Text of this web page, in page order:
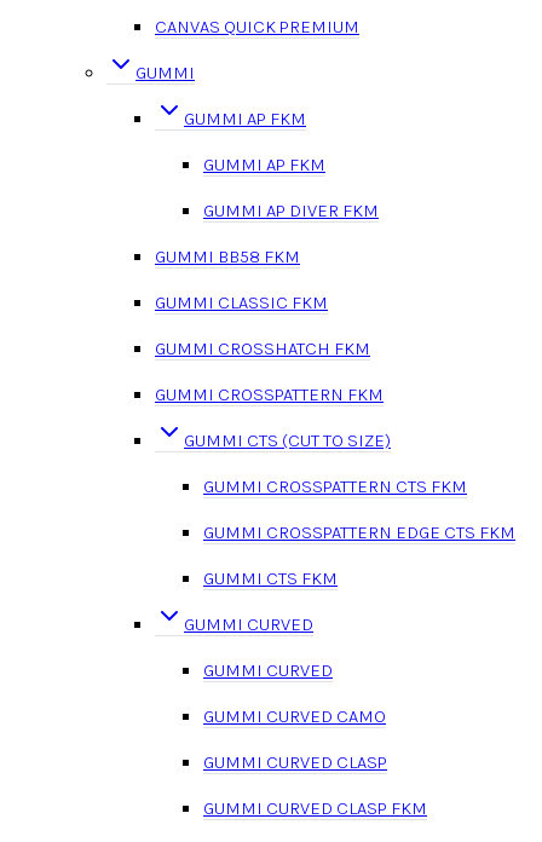
CANVAS QUICK PREMIUM
GUMMI
GUMMI AP FKM
GUMMI AP FKM
GUMMI AP DIVER FKM
GUMMI BB58 FKM
GUMMI CLASSIC FKM
GUMMI CROSSHATCH FKM
GUMMI CROSSPATTERN FKM
GUMMI CTS (CUT TO SIZE)
GUMMI CROSSPATTERN CTS FKM
GUMMI CROSSPATTERN EDGE CTS FKM
GUMMI CTS FKM
GUMMI CURVED
GUMMI CURVED
GUMMI CURVED CAMO
GUMMI CURVED CLASP
GUMMI CURVED CLASP FKM